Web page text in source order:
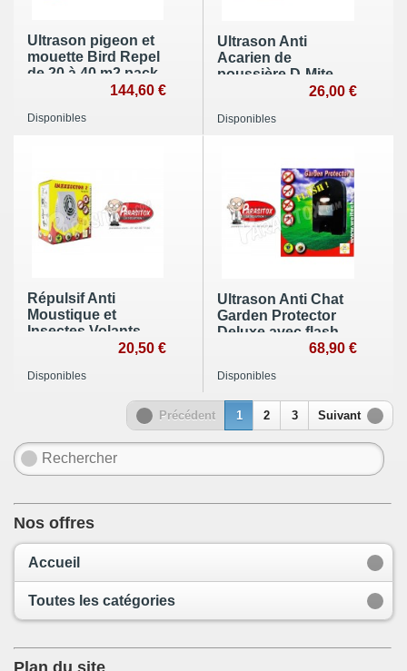
Ultrason pigeon et
mouette Bird Repel
de 20 à 40 m2 pack
144,60 €
Disponibles
Ultrason Anti
Acarien de
poussière D-Mite
Away sur secteur
26,00 €
Disponibles
Répulsif Anti
Moustique et
Insectes Volants
sur 20m² Inzzzector
20,50 €
Disponibles
Ultrason Anti Chat
Garden Protector
Deluxe avec flash
68,90 €
Disponibles
Précédent 1 2 3 Suivant
Nos offres
Accueil
Toutes les catégories